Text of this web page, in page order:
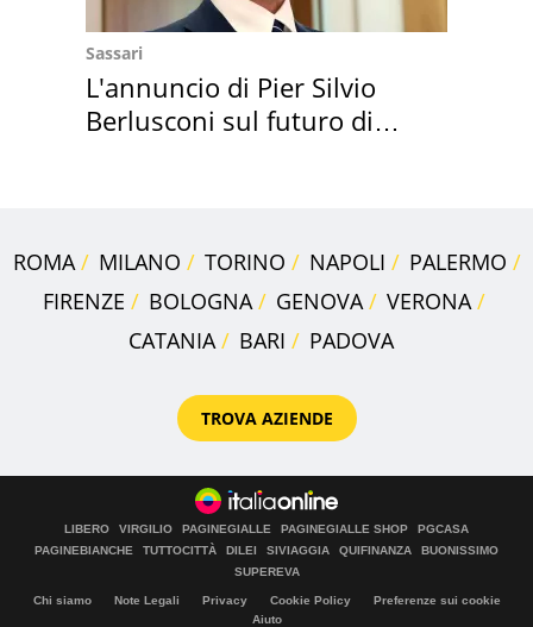
Sassari
L'annuncio di Pier Silvio
Berlusconi sul futuro di
ROMA MILANO TORINO NAPOLI
PALERMO
FIRENZE
BOLOGNA GENOVA
VERONA
CATANIA
BARI PADOVA
TROVA AZIENDE
LIBERO VIRGILIO PAGINEGIALLE PAGINEGIALLE SHOP
PGCASA
PAGINEBIANCHE
TUTTOCITTÀ DILEI SIVIAGGIA QUIFINANZA
BUONISSIMO
SUPEREVA
Chi siamo Note Legali Privacy Cookie Policy
Preferenze sui cookie
Aiuto